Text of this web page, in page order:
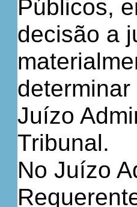
Públicos,
decisão a
Juízo
Tribunal.
No Juízo